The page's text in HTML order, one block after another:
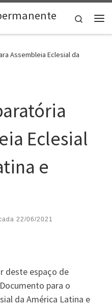
Search
Assembleia Eclesial da
Eclesial
e
22/06/2021
deste espaço de
para o
da América Latina e